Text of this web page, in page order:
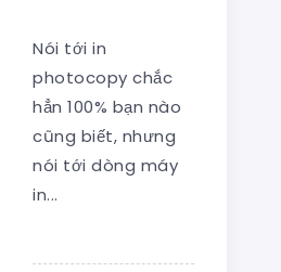
Nói tới in
photocopy chắc
hẳn 100% bạn nào
cũng biết, nhưng
nói tới dòng máy
in...